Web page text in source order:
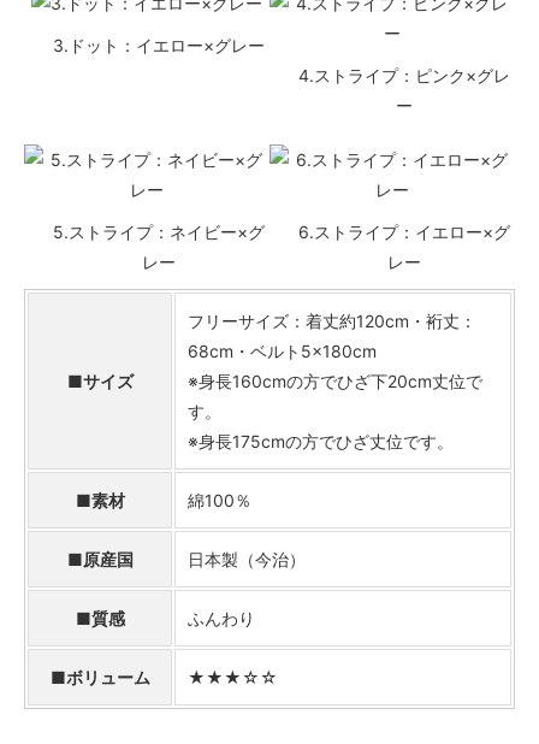
3.ドット：イエロー×グレー
4.ストライプ：ピンク×グレ
ー
5.ストライプ：ネイビー×グ
レー
6.ストライプ：イエロー×グ
レー
■サイズ
フリーサイズ：着丈約120cm・裄丈：
68cm・ベルト5×180cm
※身長160cmの方でひざ下20cm丈位で
す。
※身長175cmの方でひざ丈位です。
■素材 綿100％
■原産国 日本製（今治）
■質感 ふんわり
■ボリューム ★★★☆☆